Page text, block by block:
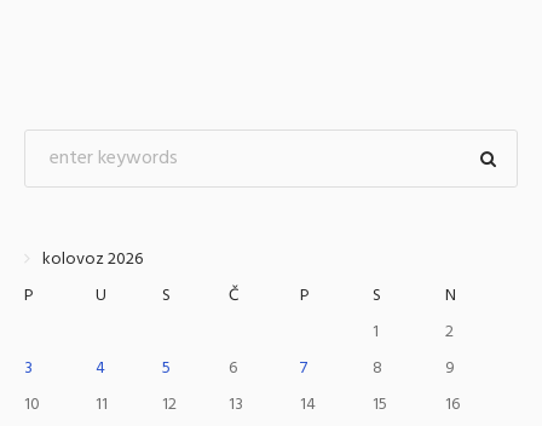
kolovoz 2026
P
U S Č P S
N
1
2
3
4 5 6 7 8
9
10
11 12 13 14 15
16